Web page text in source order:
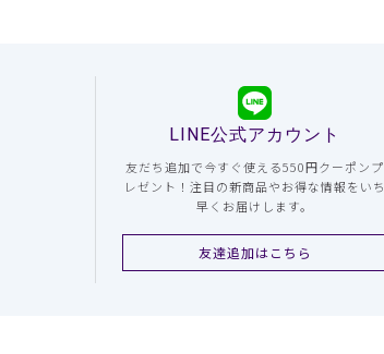
LINE公式アカウント
友だち追加で今すぐ使える550円クーポンプ
レゼント！注目の新商品やお得な情報をいち
早くお届けします。
友達追加はこちら